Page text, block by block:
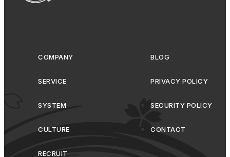
COMPANY
SERVICE
SYSTEM
CULTURE
RECRUIT
BLOG
PRIVACY POLICY
SECURITY POLICY
CONTACT